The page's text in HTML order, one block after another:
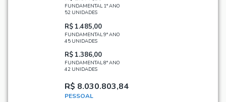
FUNDAMENTAL 1° ANO
52 UNIDADES
R$ 1.485,00
FUNDAMENTAL 9° ANO
45 UNIDADES
R$ 1.386,00
FUNDAMENTAL 8° ANO
42 UNIDADES
R$ 8.030.803,84
PESSOAL